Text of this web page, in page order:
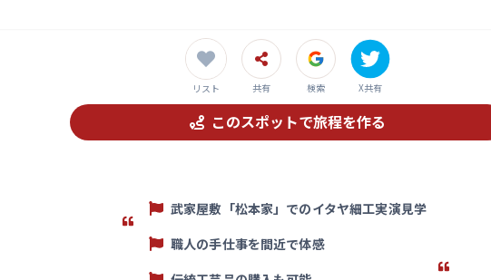
リスト 共有 検索 X共有
このスポットで旅程を作る
武家屋敷「松本家」でのイタヤ細工実演見学
職人の手仕事を間近で体感